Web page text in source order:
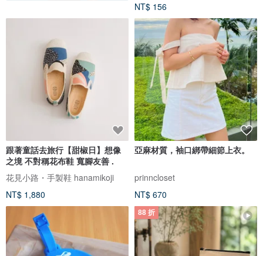
NT$ 156
跟著童話去旅行【甜椒日】想像
之境 不對稱花布鞋 寬腳友善 .
花見小路・手製鞋 hanamikoji
NT$ 1,880
亞麻材質，袖口綁帶細節上衣。
prinncloset
NT$ 670
88 折